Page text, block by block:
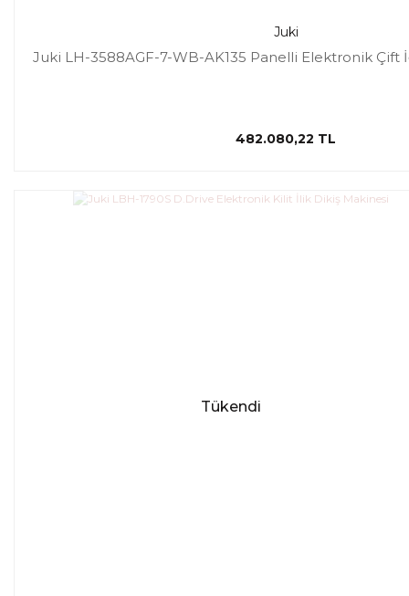
Juki
Juki LH-3588AGF-7-WB-AK135 Panelli Elektronik Çift
482.080,22 TL
Tükendi